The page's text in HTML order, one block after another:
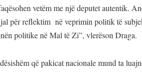
vetëm me një deputet autentik.
për reflektim në veprimin politik të
politike në Mal të Zi”, vlerëson Draga.
që pakicat nacionale mund ta